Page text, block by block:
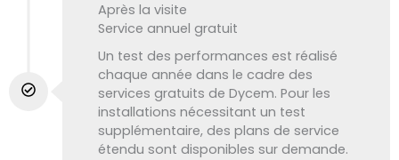
Après la visite
Service annuel gratuit
Un test des performances est réalisé
chaque année dans le cadre des
services gratuits de Dycem. Pour les
installations nécessitant un test
supplémentaire, des plans de service
étendu sont disponibles sur demande.